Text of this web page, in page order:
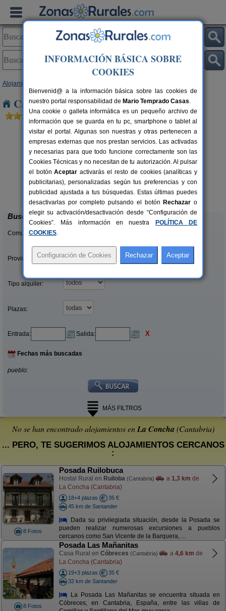
Alojamientos
Casas Rurales cerca de La Concha
33+1 pers.
desde24 €
Casa Rural Campoo
Naveda (Cantabria)
Buscar
Comunidades:
Provincias/Islas:
Tipo alquiler:
Plazas:
Entrada: Salida: X
Fechas más buscadas
pueblo:
MÁS FILTROS
No se han encontrado alojamientos enLa Concha (Cantabria)
... PERO, TE SUGERIMOS ALOJAMIENTOS CERCANOS
:
8 Fotos
Posada Ruilobuca
Hostal Rural en Ruiloba (Cantabria) a 1,3 km de
La Concha (Cantabria)
18+4 plazas
35 €
45 km de Santander
Dada su privilegiada situación, desde la Posada se
pueden realizar numerosas excursiones a pueblos
cercanos como San Vicente de la Barquera, ...
8 Fotos
Posada Las Mañanitas
Casa Rural en Cóbreces (Cantabria) a 4,6 km de
La Concha (Cantabria)
19+3 plazas
35 €
32 km de Santander
La Posada Las Mañanitas se encuentra situada en
Cóbreces, en Cantabria, España, entre las villas de
INFORMACIÓN BÁSICA SOBRE
COOKIES
Bienvenid@ a la información básica sobre las cookies de
nuestro portal responsabilidad de Mario Temprado Casas.
Una cookie o galleta informática es un pequeño archivo de
información que se guarda en tu pc, smartphone o tablet al
visitar el portal. Algunas son nuestras y otras pertenecen a
empresas externas que nos prestan servicios. Las activadas
y necesarias para que todo funcione correctamente son las
Cookies Técnicas y no necesitan de tu autorización. Al pulsar
el botónAceptar activarás el resto de cookies (analíticas y
publicitarias), personalizadas según tus preferencias y con
publicidad ajustada a tus búsquedas. Estas últimas puedes
desactivarlas por completo pulsando el botón Rechazar o
elegir su activación/desactivación desde “Configuración de
Cookies”. Más información en nuestra
POLÍTICA DE
COOKIES.